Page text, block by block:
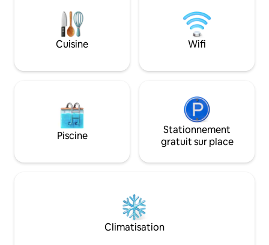
deux lits King à l'étage (4 personnes) - un
futon complet au niveau principal (2
couchages) Parfait pour les familles, les
amis, les professionnels, les invités avec
un lit pliant, une chaise haute, un lave-
Cuisine Wifi
Piscine
Stationnement
gratuit sur place
Climatisation